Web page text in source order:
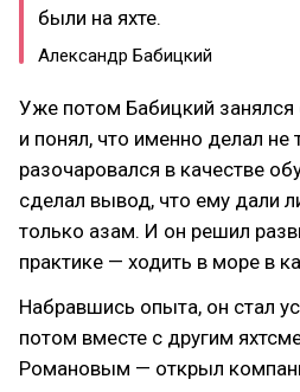
были на яхте.
Александр Бабицкий
Уже потом Бабицкий
и понял, что именно делал не
разочаровался в качестве
сделал вывод, что ему дали
только азам. И он решил
практике — ходить в море в
Набравшись опыта, он стал
потом вместе с другим
Романовым — открыл